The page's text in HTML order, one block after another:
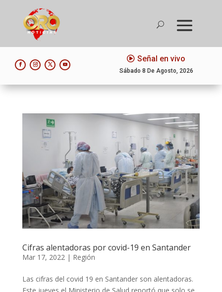
Señal en vivo
Sábado 8 De Agosto, 2026
Cifras alentadoras por covid-19 en Santander
Mar 17, 2022 | Región
Las cifras del covid 19 en Santander son alentadoras.
Este jueves el Ministerio de Salud reportó que solo se